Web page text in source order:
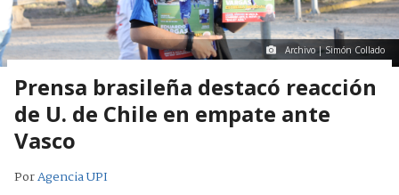
Archivo | Simón Collado
Prensa brasileña destacó reacción
de U. de Chile en empate ante
Vasco
PorAgencia UPI